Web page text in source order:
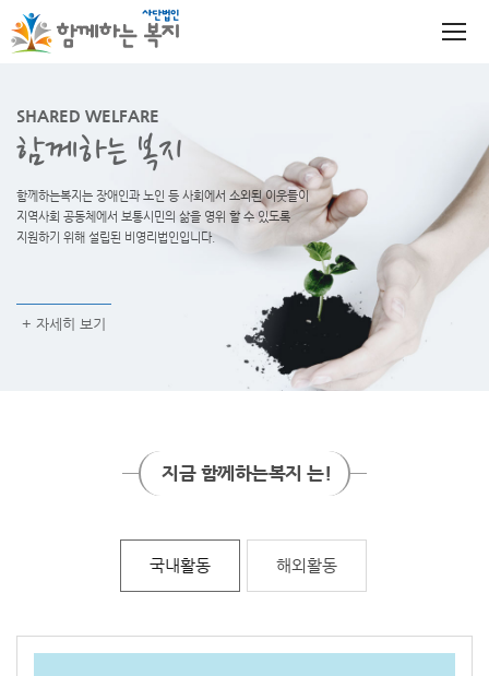
SHARED WELFARE
함께하는 복지
함께하는복지는 장애인과 노인 등 사회에서 소외된 이웃들이
지역사회 공동체에서 보통시민의 삶을 영위 할 수 있도록
지원하기 위해 설립된 비영리법인입니다.
+ 자세히 보기
지금 함께하는복지 는!
국내활동 해외활동